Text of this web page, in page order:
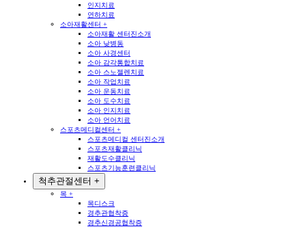
인지치료
연하치료
소아재활센터 +
소아재활 센터진소개
소아 낮병동
소아 사경센터
소아 감각통합치료
소아 스노젤렌치료
소아 작업치료
소아 운동치료
소아 도수치료
소아 인지치료
소아 언어치료
스포츠메디컬센터 +
스포츠메디컬 센터진소개
스포츠재활클리닉
재활도수클리닉
스포츠기능훈련클리닉
척추관절센터 +
목 +
목디스크
경추관협착증
경추신경공협착증